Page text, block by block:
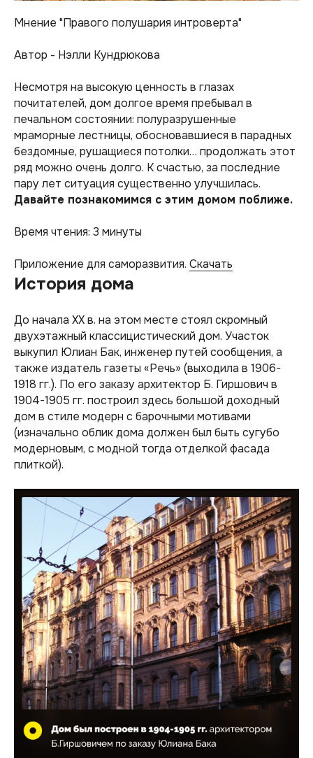
Мнение "Правого полушария интроверта"
Автор - Нэлли Кундрюкова
Несмотря на высокую ценность в глазах
почитателей, дом долгое время пребывал в
печальном состоянии: полуразрушенные
мраморные лестницы, обосновавшиеся в парадных
бездомные, рушащиеся потолки… продолжать этот
ряд можно очень долго. К счастью, за последние
пару лет ситуация существенно улучшилась.
Давайте познакомимся с этим домом поближе.
Время чтения: 3 минуты
Приложение для саморазвития. Скачать
История дома
До начала XX в. на этом месте стоял скромный
двухэтажный классицистический дом. Участок
выкупил Юлиан Бак, инженер путей сообщения, а
также издатель газеты «Речь» (выходила в 1906-
1918 гг.). По его заказу архитектор Б. Гиршович в
1904-1905 гг. построил здесь большой доходный
дом в стиле модерн с барочными мотивами
(изначально облик дома должен был быть сугубо
модерновым, с модной тогда отделкой фасада
плиткой).